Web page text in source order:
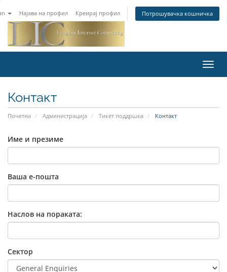
Најава на профил Креирај профил Потрошувачка кошничка
Контакт
Почетна Администрација Тикет поддршка Контакт
Име и презиме
Ваша е-пошта
Наслов на пораката:
Сектор